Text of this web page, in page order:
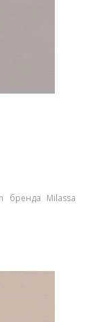
бренда Milassa